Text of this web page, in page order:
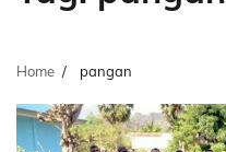
Home pangan